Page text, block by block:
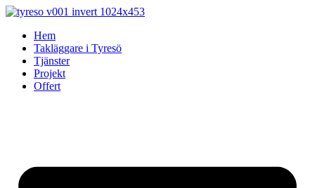
Skip
contentHem
Takläggare i Tyresö
Tjänster
Projekt
Offert